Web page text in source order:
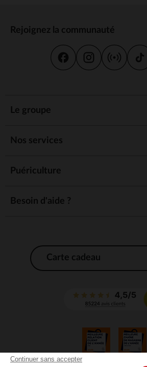
Continuer sans accepter
Rejoignez la communauté
Le groupe
Nos services
Puériculture
Besoin d'aide ?
Carte cadeau